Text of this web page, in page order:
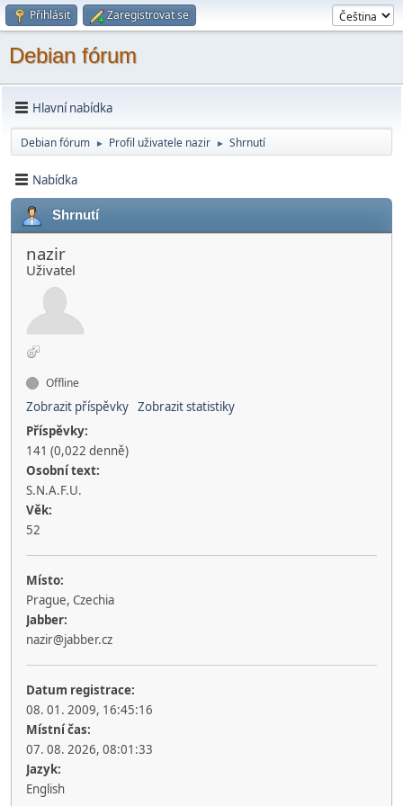
Přihlásit Zaregistrovat se
Debian fórum
Hlavní nabídka
Debian fórum ► Profil uživatele nazir ► Shrnutí
Nabídka
Shrnutí
nazir
Uživatel
Offline
Zobrazit příspěvky Zobrazit statistiky
Příspěvky:
141 (0,022 denně)
Osobní text:
S.N.A.F.U.
Věk:
52
Místo:
Prague, Czechia
Jabber:
nazir@jabber.cz
Datum registrace:
08. 01. 2009, 16:45:16
Místní čas:
07. 08. 2026, 08:01:33
Jazyk:
English